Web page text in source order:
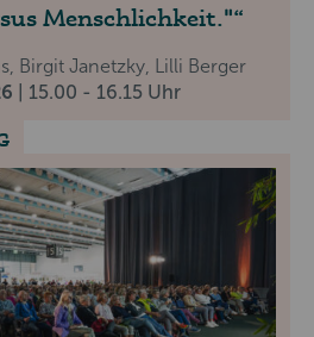
Menschlichkeit."
Birgit Janetzky, Lilli Berger
| 15.00 - 16.15 Uhr